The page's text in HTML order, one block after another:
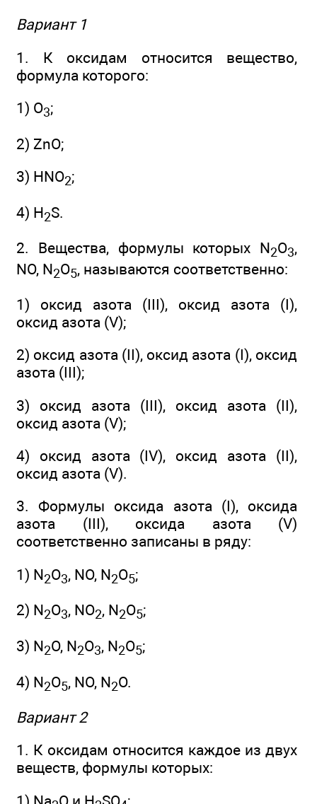
Вариант 1
1. К оксидам относится вещество,
формула которого:
1) O3;
2) ZnO;
3) HNO2;
4) H2S.
2. Вещества, формулы которых N2O3,
NO, N2O5, называются соответственно:
1) оксид азота (III), оксид азота (I),
оксид азота (V);
2) оксид азота (II), оксид азота (I), оксид
азота (III);
3) оксид азота (III), оксид азота (II),
оксид азота (V);
4) оксид азота (IV), оксид азота (II),
оксид азота (V).
3. Формулы оксида азота (I), оксида
азота (III), оксида азота (V)
соответственно записаны в ряду:
1) N2O3, NO, N2O5;
2) N2O3, NO2, N2O5;
3) N2O, N2O3, N2O5;
4) N2O5, NO, N2O.
Вариант 2
1. К оксидам относится каждое из двух
веществ, формулы которых: